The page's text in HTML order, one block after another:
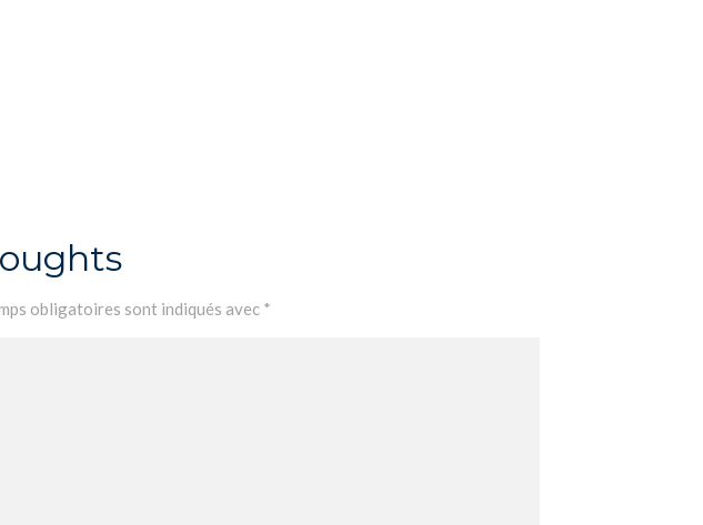
obligatoires sont indiqués avec *